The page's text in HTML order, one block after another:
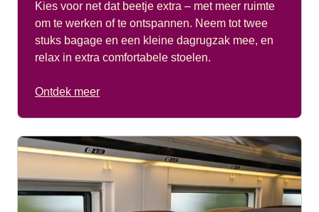
Kies voor net dat beetje extra – met meer ruimte
om te werken of te ontspannen. Neem tot twee
stuks bagage en een kleine dagrugzak mee, en
relax in extra comfortabele stoelen.
Ontdek meer